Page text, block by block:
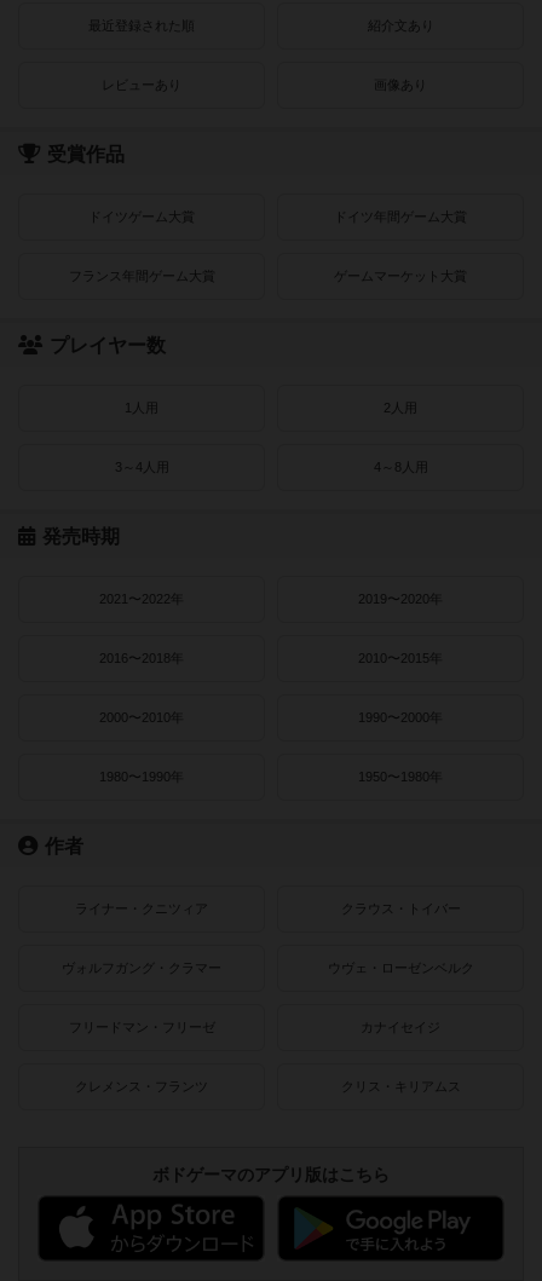
最近登録された順 紹介文あり
レビューあり 画像あり
受賞作品
ドイツゲーム大賞 ドイツ年間ゲーム大賞
フランス年間ゲーム大賞 ゲームマーケット大賞
プレイヤー数
1人用 2人用
3～4人用 4～8人用
発売時期
2021〜2022年 2019〜2020年
2016〜2018年 2010〜2015年
2000〜2010年 1990〜2000年
1980〜1990年 1950〜1980年
作者
ライナー・クニツィア クラウス・トイバー
ヴォルフガング・クラマー ウヴェ・ローゼンベルク
フリードマン・フリーゼ カナイセイジ
クレメンス・フランツ クリス・キリアムス
ボドゲーマのアプリ版はこちら